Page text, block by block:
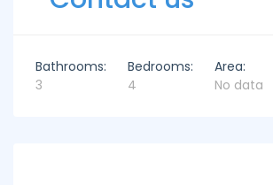
Bathrooms:
3
Bedrooms:
4
Area:
No data